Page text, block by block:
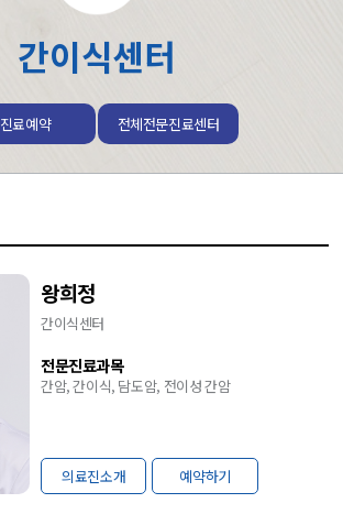
간이식센터
진료예약 전체전문진료센터
왕희정
간이식센터
전문진료과목
간암, 간이식, 담도암, 전이성 간암
의료진소개 예약하기